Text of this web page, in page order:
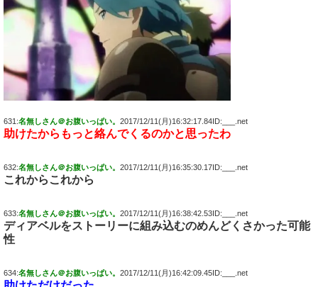
631:名無しさん＠お腹いっぱい。 2017/12/11(月)16:32:17.84ID:___.net
助けたからもっと絡んでくるのかと思ったわ
632:名無しさん＠お腹いっぱい。 2017/12/11(月)16:35:30.17ID:___.net
これからこれから
633:名無しさん＠お腹いっぱい。 2017/12/11(月)16:38:42.53ID:___.net
ディアベルをストーリーに組み込むのめんどくさかった可能
性
634:名無しさん＠お腹いっぱい。 2017/12/11(月)16:42:09.45ID:___.net